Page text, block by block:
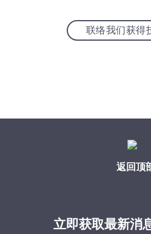
联络我们获得
返回顶
立即获取最新消